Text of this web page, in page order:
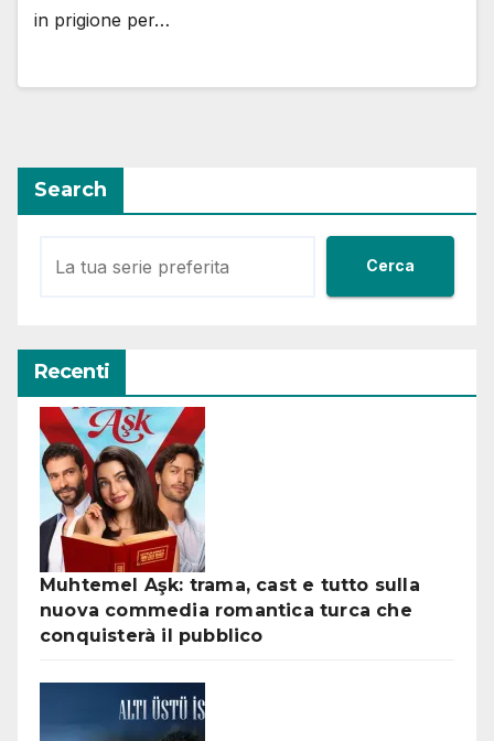
in prigione per…
Search
Cerca
Recenti
Muhtemel Aşk: trama, cast e tutto sulla
nuova commedia romantica turca che
conquisterà il pubblico